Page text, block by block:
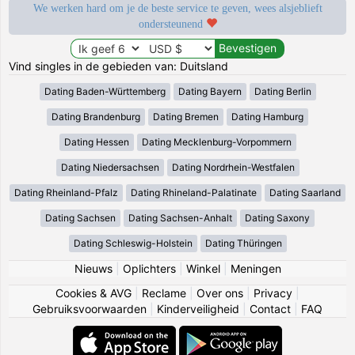
We werken hard om je de beste service te geven, wees alsjeblieft
ondersteunend
Vind singles in de gebieden van: Duitsland
Dating Baden-Württemberg Dating Bayern Dating Berlin
Dating Brandenburg Dating Bremen Dating Hamburg
Dating Hessen Dating Mecklenburg-Vorpommern
Dating Niedersachsen Dating Nordrhein-Westfalen
Dating Rheinland-Pfalz Dating Rhineland-Palatinate Dating Saarland
Dating Sachsen Dating Sachsen-Anhalt Dating Saxony
Dating Schleswig-Holstein Dating Thüringen
Nieuws| Oplichters| Winkel| Meningen
Cookies & AVG
Reclame Over ons Privacy
Gebruiksvoorwaarden
Kinderveiligheid Contact FAQ